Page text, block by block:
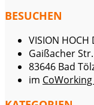
BESUCHEN
VISION HOCH
Gaißacher
83646 Bad
im CoWorking